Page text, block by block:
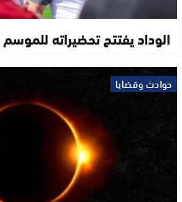
الوداد يفتتح تحضيراته للموسم
حوادث وقضايا